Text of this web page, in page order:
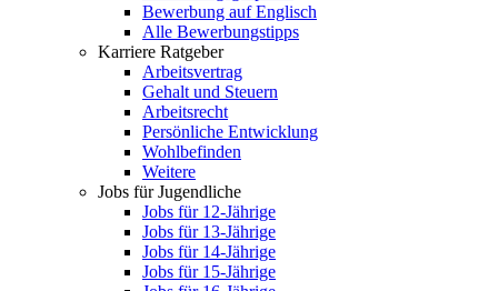
Bewerbung auf Englisch
Alle Bewerbungstipps
Karriere Ratgeber
Arbeitsvertrag
Gehalt und Steuern
Arbeitsrecht
Persönliche Entwicklung
Wohlbefinden
Weitere
Jobs für Jugendliche
Jobs für 12-Jährige
Jobs für 13-Jährige
Jobs für 14-Jährige
Jobs für 15-Jährige